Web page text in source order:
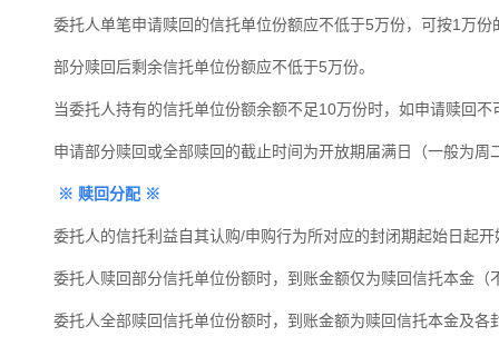
委托人单笔申请赎回的信托单位份额应不低于5万份，可按1万份
部分赎回后剩余信托单位份额应不低于5万份。
当委托人持有的信托单位份额余额不足10万份时，如申请赎回
申请部分赎回或全部赎回的截止时间为开放期届满日（一般为周
※ 赎回分配 ※
委托人的信托利益自其认购/申购行为所对应的封闭期起始日起开
委托人赎回部分信托单位份额时，到账金额仅为赎回信托本金（
委托人全部赎回信托单位份额时，到账金额为赎回信托本金及各